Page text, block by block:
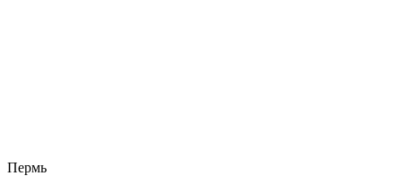
Пермь